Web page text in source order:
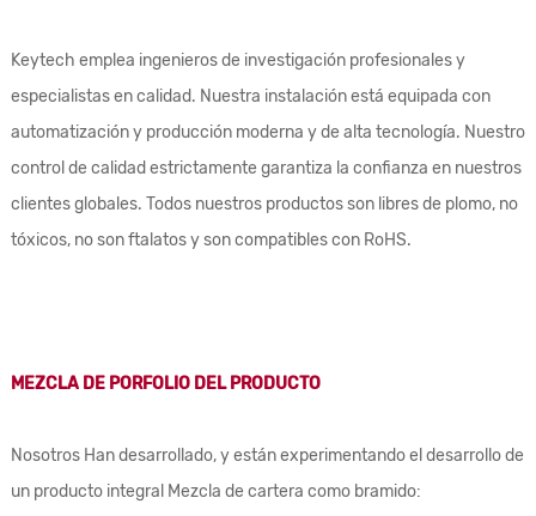
Keytech emplea ingenieros de investigación profesionales y
especialistas en calidad. Nuestra instalación está equipada con
automatización y producción moderna y de alta tecnología. Nuestro
control de calidad estrictamente garantiza la confianza en nuestros
clientes globales. Todos nuestros productos son libres de plomo, no
tóxicos, no son ftalatos y son compatibles con RoHS.
MEZCLA DE PORFOLIO DEL PRODUCTO
Nosotros Han desarrollado, y están experimentando el desarrollo de
un producto integral Mezcla de cartera como bramido: